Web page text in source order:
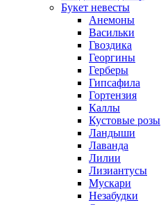
Букет невесты
Анемоны
Васильки
Гвоздика
Георгины
Герберы
Гипсафила
Гортензия
Каллы
Кустовые розы
Ландыши
Лаванда
Лилии
Лизиантусы
Мускари
Незабудки